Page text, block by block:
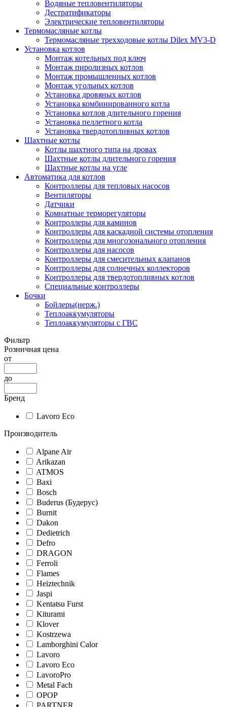
Водяные тепловентиляторы
Дестратификаторы
Электрические тепловентиляторы
Термомасляные котлы
Термомасляные трехходовые котлы Dilex MV3-D
Установка котлов
Монтаж котельных под ключ
Монтаж пиролизных котлов
Монтаж промышленных котлов
Монтаж угольных котлов
Установка дровяных котлов
Установка комбинированного котла
Установка котлов длительного горения
Установка пеллетного котла
Установка твердотопливных котлов
Шахтные котлы
Котлы шахтного типа на дровах
Шахтные котлы длительного горения
Шахтные котлы на угле
Автоматика для котлов
Контроллеры для тепловых насосов
Вентиляторы
Датчики
Комнатные терморегуляторы
Контроллеры для каминов
Контроллеры для каскадной системы отопления
Контроллеры для многозонального отопления
Контроллеры для насосов
Контроллеры для смесительных клапанов
Контроллеры для солнечных коллекторов
Контроллеры для твердотопливных котлов
Специальные контроллеры
Бочки
Бойлеры(нерж.)
Теплоаккумуляторы
Теплоаккумуляторы с ГВС
Фильтр
Розничная цена
от
до
Бренд
Lavoro Eco
Производитель
Alpane Air
Arikazan
ATMOS
Baxi
Bosch
Buderus (Будерус)
Burnit
Dakon
Dedietrich
Defro
DRAGON
Ferroli
Flames
Heiztechnik
Jaspi
Kentatsu Furst
Kiturami
Klover
Kostrzewa
Lamborghini Calor
Lavoro
Lavoro Eco
LavoroPro
Metal Fach
OPOP
PARTNER